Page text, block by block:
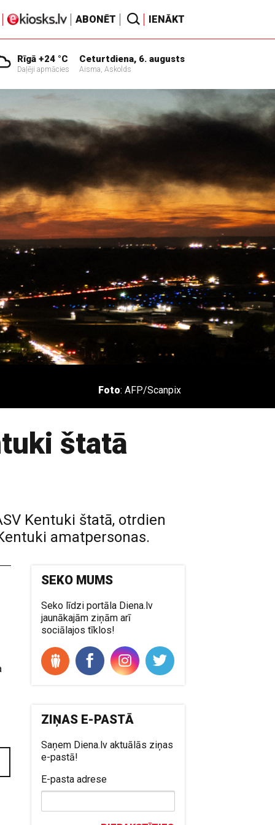
ABONĒT IENĀKT
Rīgā +24 °C
Daļēji apmācies
Ceturtdiena, 6. augusts
Aisma, Askolds
Foto: AFP/Scanpix
štatā
Kentuki štatā, otrdien
amatpersonas.
SEKO MUMS
Seko līdzi portāla Diena.lv
jaunākajām ziņām arī
sociālajos tīklos!
ZIŅAS E-PASTĀ
Saņem Diena.lv aktuālās ziņas
e-pastā!
E-pasta adrese